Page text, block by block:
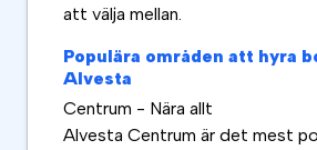
att välja mellan.
Populära områden att hyra
Alvesta
Centrum - Nära allt
Alvesta Centrum är det mest